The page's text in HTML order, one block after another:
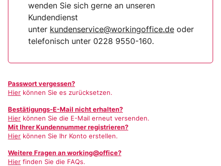
wenden Sie sich gerne an unseren
Kundendienst
unter kundenservice@workingoffice.de oder
telefonisch unter 0228 9550-160.
Passwort vergessen?
Hier können Sie es zurücksetzen.
Bestätigungs-E-Mail nicht erhalten?
Hier können Sie die E-Mail erneut versenden.
Mit Ihrer Kundennummer registrieren?
Hier können Sie Ihr Konto erstellen.
Weitere Fragen an working@office?
Hier finden Sie die FAQs.